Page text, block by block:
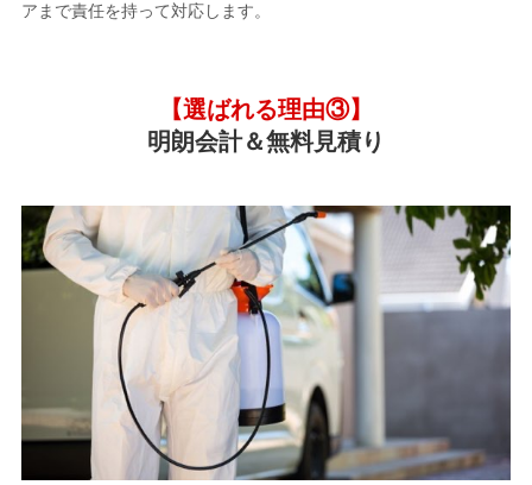
アまで責任を持って対応します。
【選ばれる理由③】
明朗会計＆無料見積り